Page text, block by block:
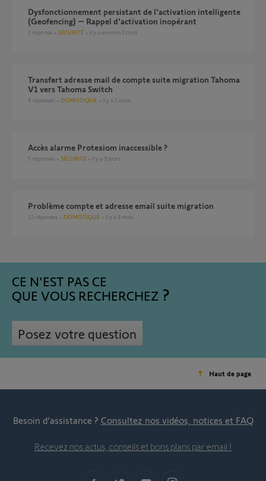
Dysfonctionnement persistant de l'activation intelligente
(Geofencing) – Rappel d'activation inopérant
1 réponse SÉCURITÉ il y a environ 2 mois
Transfert adresse mail de compte suite migration Tahoma
V1 vers Tahoma Switch
9 réponses DOMOTIQUE il y a 2 mois
Accès alarme Protexiom inaccessible ?
5 réponses SÉCURITÉ il y a 9 jours
Problème compte et adresse email suite migration
12 réponses DOMOTIQUE il y a 3 mois
CE N'EST PAS CE
QUE VOUS RECHERCHEZ
Posez votre question
Haut de page
Besoin d’assistance ? Consultez nos vidéos, notices et FAQ
Recevez nos actus, conseils et bons plans par email !